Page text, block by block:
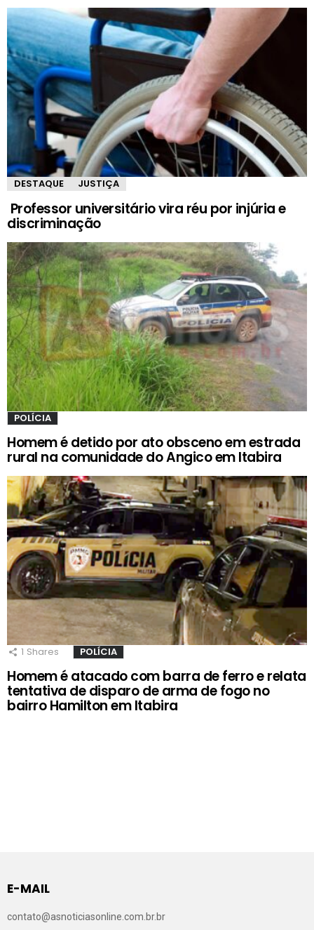
DESTAQUE JUSTIÇA
Professor universitário vira réu por injúria e
discriminação
POLÍCIA
Homem é detido por ato obsceno em estrada
rural na comunidade do Angico em Itabira
1 Shares POLÍCIA
Homem é atacado com barra de ferro e relata
tentativa de disparo de arma de fogo no
bairro Hamilton em Itabira
E-MAIL
contato@asnoticiasonline.com.br.br